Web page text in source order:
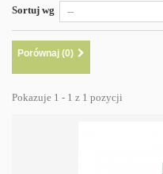
Sortuj wg
Porównaj (0)
Pokazuje 1 - 1 z 1 pozycji